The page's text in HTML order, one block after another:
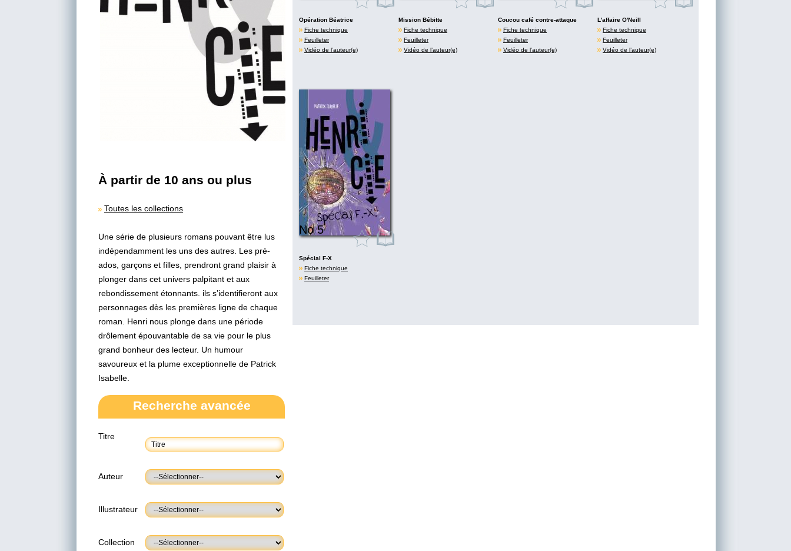
À partir de 10 ans ou plus
Toutes les collections
Une série de plusieurs romans pouvant être lus
indépendamment les uns des autres. Les pré-
ados, garçons et filles, prendront grand plaisir à
plonger dans cet univers palpitant et aux
rebondissement étonnants. ils s’identifieront aux
personnages dès les premières ligne de chaque
roman. Henri nous plonge dans une période
drôlement épouvantable de sa vie pour le plus
grand bonheur des lecteur. Un humour
savoureux et la plume exceptionnelle de Patrick
Isabelle.
Recherche avancée
Titre
Auteur
Illustrateur
Collection
Opération Béatrice
Fiche technique
Feuilleter
Vidéo de l’auteur(e)
Mission Bébitte
Fiche technique
Feuilleter
Vidéo de l’auteur(e)
Coucou café contre-attaque
Fiche technique
Feuilleter
Vidéo de l’auteur(e)
L'affaire O'Neill
Fiche technique
Feuilleter
Vidéo de l’auteur(e)
No 5
Spécial F-X
Fiche technique
Feuilleter